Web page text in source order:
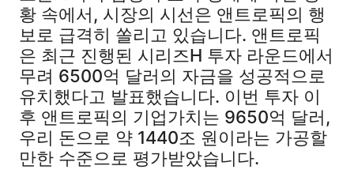
황 속에서, 시장의 시선은 앤트로픽의 행
보로 급격히 쏠리고 있습니다. 앤트로픽
은 최근 진행된 시리즈H 투자 라운드에서
무려 6500억 달러의 자금을 성공적으로
유치했다고 발표했습니다. 이번 투자 이
후 앤트로픽의 기업가치는 9650억 달러,
우리 돈으로 약 1440조 원이라는 가공할
만한 수준으로 평가받았습니다.